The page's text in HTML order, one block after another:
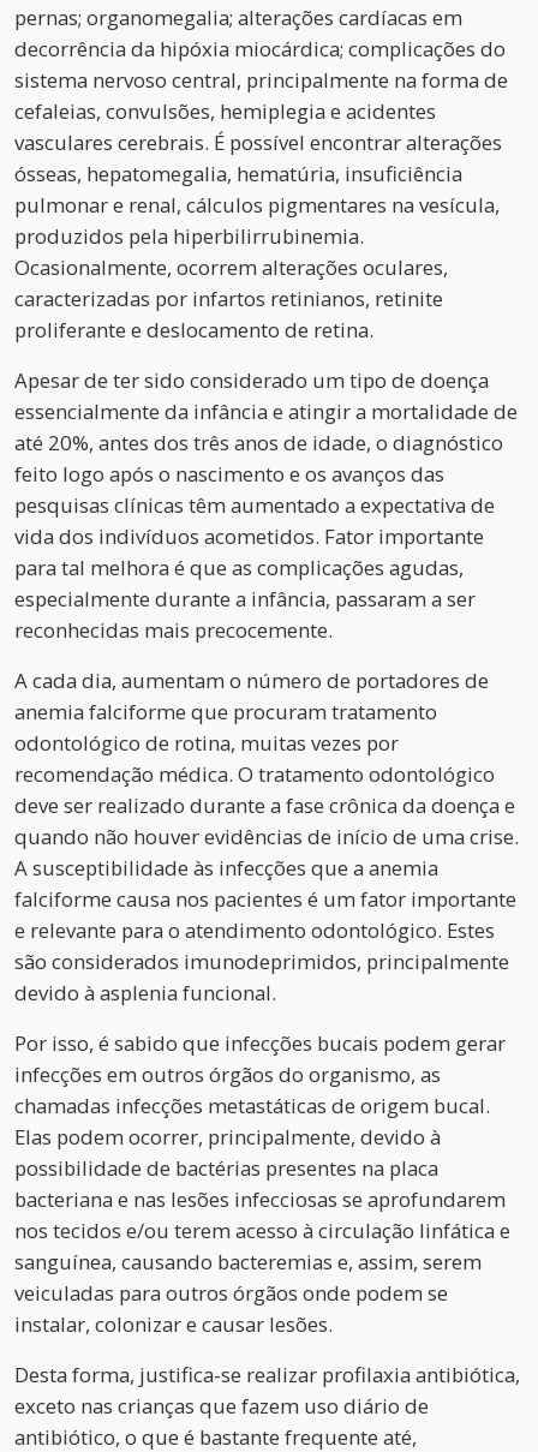
pernas; organomegalia; alterações cardíacas em
decorrência da hipóxia miocárdica; complicações do
sistema nervoso central, principalmente na forma de
cefaleias, convulsões, hemiplegia e acidentes
vasculares cerebrais. É possível encontrar alterações
ósseas, hepatomegalia, hematúria, insuficiência
pulmonar e renal, cálculos pigmentares na vesícula,
produzidos pela hiperbilirrubinemia.
Ocasionalmente, ocorrem alterações oculares,
caracterizadas por infartos retinianos, retinite
proliferante e deslocamento de retina.
Apesar de ter sido considerado um tipo de doença
essencialmente da infância e atingir a mortalidade de
até 20%, antes dos três anos de idade, o diagnóstico
feito logo após o nascimento e os avanços das
pesquisas clínicas têm aumentado a expectativa de
vida dos indivíduos acometidos. Fator importante
para tal melhora é que as complicações agudas,
especialmente durante a infância, passaram a ser
reconhecidas mais precocemente.
A cada dia, aumentam o número de portadores de
anemia falciforme que procuram tratamento
odontológico de rotina, muitas vezes por
recomendação médica. O tratamento odontológico
deve ser realizado durante a fase crônica da doença e
quando não houver evidências de início de uma crise.
A susceptibilidade às infecções que a anemia
falciforme causa nos pacientes é um fator importante
e relevante para o atendimento odontológico. Estes
são considerados imunodeprimidos, principalmente
devido à asplenia funcional.
Por isso, é sabido que infecções bucais podem gerar
infecções em outros órgãos do organismo, as
chamadas infecções metastáticas de origem bucal.
Elas podem ocorrer, principalmente, devido à
possibilidade de bactérias presentes na placa
bacteriana e nas lesões infecciosas se aprofundarem
nos tecidos e/ou terem acesso à circulação linfática e
sanguínea, causando bacteremias e, assim, serem
veiculadas para outros órgãos onde podem se
instalar, colonizar e causar lesões.
Desta forma, justifica-se realizar profilaxia antibiótica,
exceto nas crianças que fazem uso diário de
antibiótico, o que é bastante frequente até,